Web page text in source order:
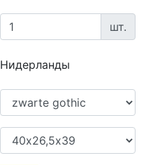
шт.
Нидерланды